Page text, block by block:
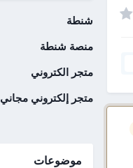
شنطة
منصة شنطة
متجر الكتروني
متجر إلكتروني مجاني
موضوعات